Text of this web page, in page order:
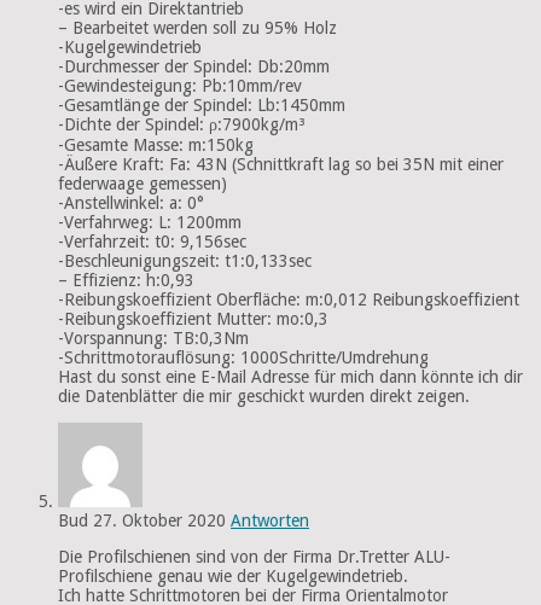
-es wird ein Direktantrieb
– Bearbeitet werden soll zu 95% Holz
-Kugelgewindetrieb
-Durchmesser der Spindel: Db:20mm
-Gewindesteigung: Pb:10mm/rev
-Gesamtlänge der Spindel: Lb:1450mm
-Dichte der Spindel: ρ:7900kg/m³
-Gesamte Masse: m:150kg
-Äußere Kraft: Fa: 43N (Schnittkraft lag so bei 35N mit einer
federwaage gemessen)
-Anstellwinkel: a: 0°
-Verfahrweg: L: 1200mm
-Verfahrzeit: t0: 9,156sec
-Beschleunigungszeit: t1:0,133sec
– Effizienz: h:0,93
-Reibungskoeffizient Oberfläche: m:0,012 Reibungskoeffizient
-Reibungskoeffizient Mutter: mo:0,3
-Vorspannung: TB:0,3Nm
-Schrittmotorauflösung: 1000Schritte/Umdrehung
Hast du sonst eine E-Mail Adresse für mich dann könnte ich dir
die Datenblätter die mir geschickt wurden direkt zeigen.
Bud 27. Oktober 2020 Antworten
Die Profilschienen sind von der Firma Dr.Tretter ALU-
Profilschiene genau wie der Kugelgewindetrieb.
Ich hatte Schrittmotoren bei der Firma Orientalmotor